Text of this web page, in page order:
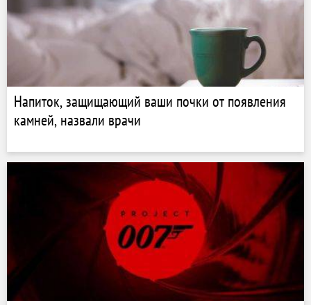
Напиток, защищающий ваши почки от появления
камней, назвали врачи